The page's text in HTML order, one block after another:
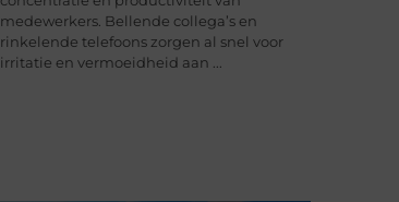
medewerkers. Bellende collega’s en
rinkelende telefoons zorgen al snel voor
irritatie en vermoeidheid aan ...